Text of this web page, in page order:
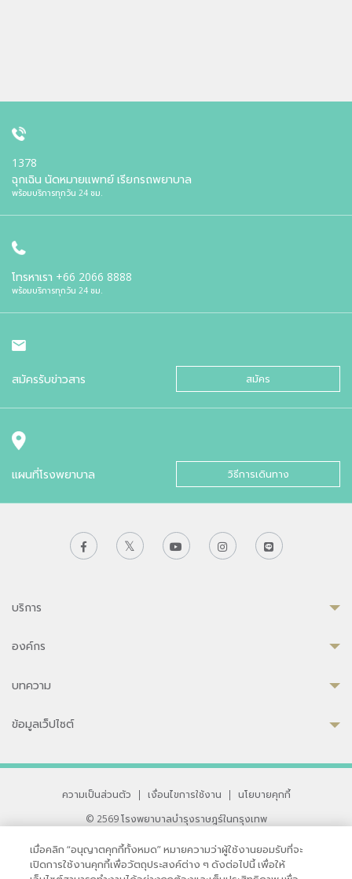
1378
ฉุกเฉิน นัดหมายแพทย์ เรียกรถพยาบาล
พร้อมบริการทุกวัน 24 ชม.
โทรหาเรา +66 2066 8888
พร้อมบริการทุกวัน 24 ชม.
สมัครรับข่าวสาร สมัคร
แผนที่โรงพยาบาล วิธีการเดินทาง
บริการ
องค์กร
บทความ
ข้อมูลเว็ปไซต์
ความเป็นส่วนตัว | เงื่อนไขการใช้งาน |
นโยบายคุกกี้
© 2569 โรงพยาบาลบำรุงราษฎร์ในกรุงเทพ
33 สุขุมวิท ซอย 3 เขตวัฒนา กรุงเทพ 10110 ประเทศไทย
หากท่านมีข้อคิดเห็นหรือปัญหาในการใช้เว็บไซต์ของเรา
เมื่อคลิก “อนุญาตคุกกี้ทั้งหมด” หมายความว่าผู้ใช้งานยอมรับที่จะ
เปิดการใช้งานคุกกี้เพื่อวัตถุประสงค์ต่าง ๆ ดังต่อไปนี้ เพื่อให้